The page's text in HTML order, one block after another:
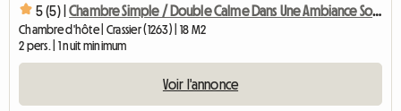
5 (5) | Chambre Simple / Double Calme Dans Une Ambiance Soignée
Chambre d'hôte | Crassier (1263) | 18 M2
2 pers. | 1 nuit minimum
Voir l'annonce